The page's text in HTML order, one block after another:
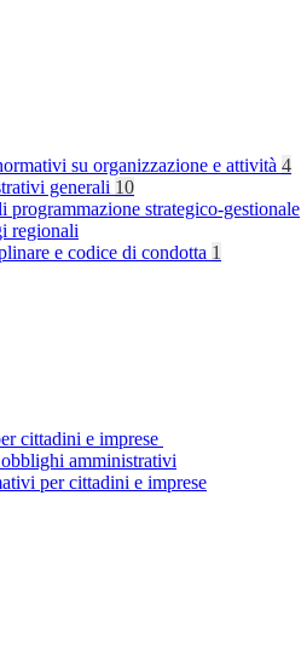
su organizzazione e attività 4
generali 10
programmazione strategico-gestionale
regionali
e codice di condotta 1
cittadini e imprese
amministrativi
per cittadini e imprese